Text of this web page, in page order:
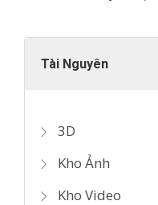
Tài Nguyên
3D
Kho Ảnh
Kho Video